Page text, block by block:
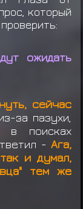
который
ожидать
сейчас
за пазухи,
в поисках
-Ага,
и думал,
тем же